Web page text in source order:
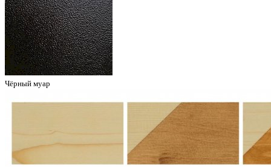
Чёрный муар